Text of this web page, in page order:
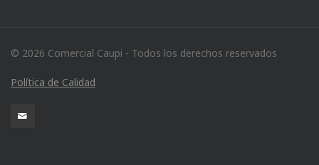
© 2026 Comercial Caupi - Todos los derechos reservados
Política de Calidad